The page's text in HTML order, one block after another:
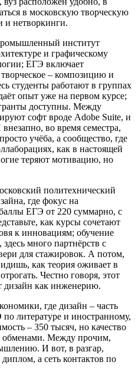
в московскую творческую
и нетворкинги.
институт
и графическому
ЕГЭ включает
– композицию и
студенты работают в группах
опыт уже на первом курсе;
доступны. Между
софт вроде Adobe Suite, и
во время семестра,
учёба, а сообщество, где
как в настоящей
теряют мотивацию, но
политехнический
где фокус на
ЕГЭ от 220 суммарно, с
как курсы сочетают
к инновациям; обучение
много партнёрств с
для стажировок. А потом,
как теория оживает в
Честно говоря, этот
дизайн как инженерию.
где дизайн – часть
литературе и иностранному,
– 350 тысяч, но качество
обменами. Между прочим,
И вот, в разгар,
а сеть контактов по